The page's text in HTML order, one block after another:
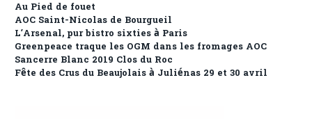
Au Pied de fouet
AOC Saint-Nicolas de Bourgueil
L’Arsenal, pur bistro sixties à Paris
Greenpeace traque les OGM dans les fromages AOC
Sancerre Blanc 2019 Clos du Roc
Fête des Crus du Beaujolais à Juliénas 29 et 30 avril